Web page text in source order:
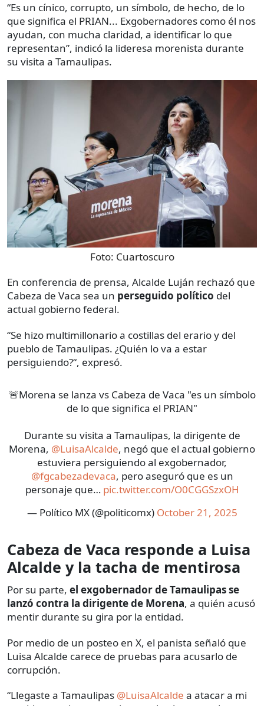
“Es un cínico, corrupto, un símbolo, de hecho, de lo
que significa el PRIAN... Exgobernadores como él nos
ayudan, con mucha claridad, a identificar lo que
representan”, indicó la lideresa morenista durante
su visita a Tamaulipas.
Foto: Cuartoscuro
En conferencia de prensa, Alcalde Luján rechazó que
Cabeza de Vaca sea un perseguido político del
actual gobierno federal.
“Se hizo multimillonario a costillas del erario y del
pueblo de Tamaulipas. ¿Quién lo va a estar
persiguiendo?“, expresó.
🚨Morena se lanza vs Cabeza de Vaca "es un símbolo
de lo que significa el PRIAN"
Durante su visita a Tamaulipas, la dirigente de
Morena, @LuisaAlcalde, negó que el actual gobierno
estuviera persiguiendo al exgobernador,
@fgcabezadevaca, pero aseguró que es un
personaje que… pic.twitter.com/O0CGGSzxOH
— Político MX (@politicomx) October 21, 2025
Cabeza de Vaca responde a Luisa
Alcalde y la tacha de mentirosa
Por su parte, el exgobernador de Tamaulipas se
lanzó contra la dirigente de Morena, a quién acusó
mentir durante su gira por la entidad.
Por medio de un posteo en X, el panista señaló que
Luisa Alcalde carece de pruebas para acusarlo de
corrupción.
“Llegaste a Tamaulipas @LuisaAlcalde a atacar a mi